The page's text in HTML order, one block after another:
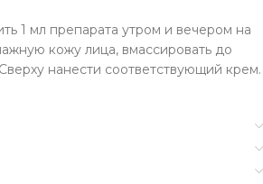
1 мл препарата утром и вечером на
кожу лица, вмассировать до
нанести соответствующий крем.